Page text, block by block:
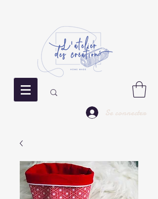
Se connecter